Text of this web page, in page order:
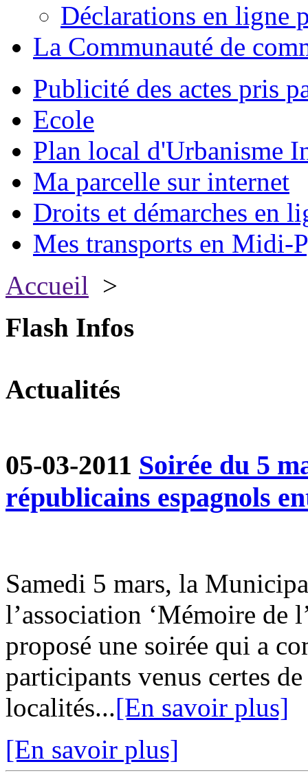
Déclarations en ligne
La Communauté de
Publicité des actes pris
Ecole
Plan local d'Urbanisme
Ma parcelle sur internet
Droits et démarches en
Mes transports en Midi-
Accueil >
Flash Infos
Actualités
05-03-2011 Soirée du 5
républicains espagnols
Samedi 5 mars, la
l’association ‘Mémoire de
proposé une soirée qui a
participants venus certes
localités...[En savoir plus]
[En savoir plus]